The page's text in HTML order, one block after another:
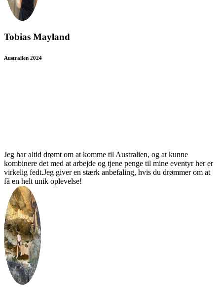
Tobias Mayland
Australien 2024
Jeg har altid drømt om at komme til Australien, og at kunne
kombinere det med at arbejde og tjene penge til mine eventyr her er
virkelig fedt.Jeg giver en stærk anbefaling, hvis du drømmer om at
få en helt unik oplevelse!